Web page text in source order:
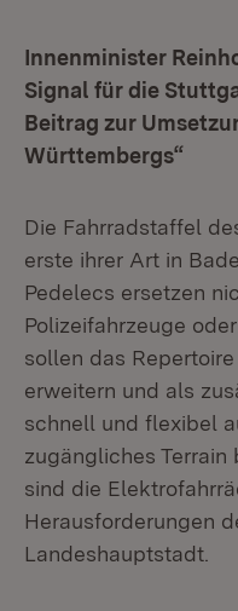
Innenminister
Signal für die
Beitrag zur
Württembergs“
Die Fahrradstaffel
erste ihrer Art in
Pedelecs ersetzen
Polizeifahrzeuge
sollen das
erweitern und als
schnell und flexibel
zugängliches Terrain
sind die
Herausforderungen
Landeshauptstadt.